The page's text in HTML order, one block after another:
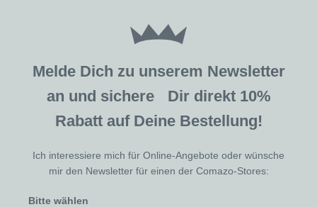
Melde Dich zu unserem Newsletter
an und sichere Dir direkt 10%
Rabatt auf Deine Bestellung!
Ich interessiere mich für Online-Angebote oder wünsche
mir den Newsletter für einen der Comazo-Stores:
Bitte wählen